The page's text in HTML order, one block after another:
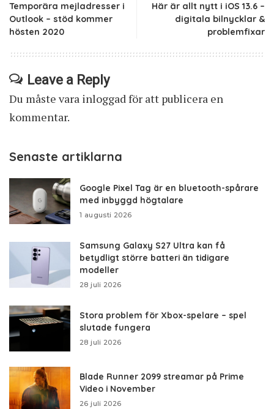
Temporära mejladresser i
Outlook – stöd kommer
hösten 2020
Här är allt nytt i iOS 13.6 –
digitala bilnycklar &
problemfixar
Leave a Reply
Du måste vara inloggadför att publicera en
kommentar.
Senaste artiklarna
Google Pixel Tag är en bluetooth-spårare
med inbyggd högtalare
1 augusti 2026
Samsung Galaxy S27 Ultra kan få
betydligt större batteri än tidigare
modeller
28 juli 2026
Stora problem för Xbox-spelare – spel
slutade fungera
28 juli 2026
Blade Runner 2099 streamar på Prime
Video i November
26 juli 2026